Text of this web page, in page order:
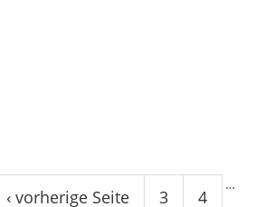
‹ vorherige Seite
…
3 4